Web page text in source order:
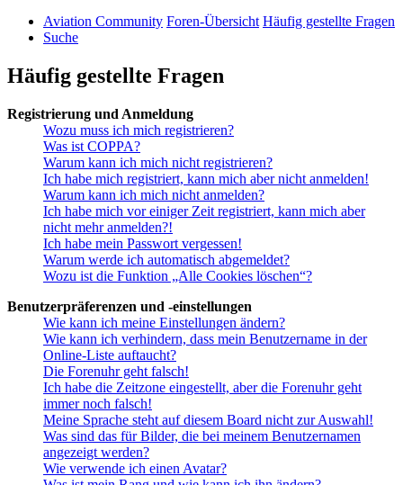
Aviation Community Foren-Übersicht Häufig gestellte Fragen
Suche
Häufig gestellte Fragen
Registrierung und Anmeldung
Wozu muss ich mich registrieren?
Was ist COPPA?
Warum kann ich mich nicht registrieren?
Ich habe mich registriert, kann mich aber nicht anmelden!
Warum kann ich mich nicht anmelden?
Ich habe mich vor einiger Zeit registriert, kann mich aber
nicht mehr anmelden?!
Ich habe mein Passwort vergessen!
Warum werde ich automatisch abgemeldet?
Wozu ist die Funktion „Alle Cookies löschen“?
Benutzerpräferenzen und -einstellungen
Wie kann ich meine Einstellungen ändern?
Wie kann ich verhindern, dass mein Benutzername in der
Online-Liste auftaucht?
Die Forenuhr geht falsch!
Ich habe die Zeitzone eingestellt, aber die Forenuhr geht
immer noch falsch!
Meine Sprache steht auf diesem Board nicht zur Auswahl!
Was sind das für Bilder, die bei meinem Benutzernamen
angezeigt werden?
Wie verwende ich einen Avatar?